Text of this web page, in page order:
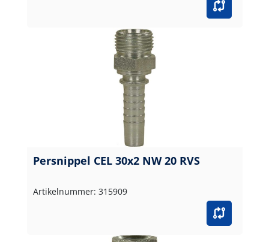
Persnippel CEL 30x2 NW 20 RVS
Artikelnummer: 315909